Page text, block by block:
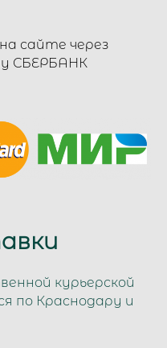
сайте через
СБЕРБАНК
курьерской
по Краснодару и